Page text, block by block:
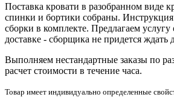
Поставка кровати в разобранном виде
спинки и бортики собраны. Инструкция
сборки в комплекте. Предлагаем услугу
доставке - сборщика не придется ждать
Выполняем нестандартные заказы по
расчет стоимости в течение часа.
Товар имеет индивидуально определенные